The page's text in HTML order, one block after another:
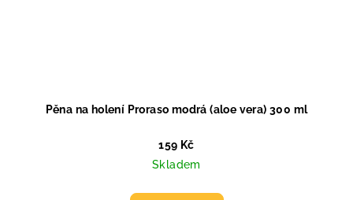
Pěna na holení Proraso modrá (aloe vera) 300 ml
159 Kč
Skladem